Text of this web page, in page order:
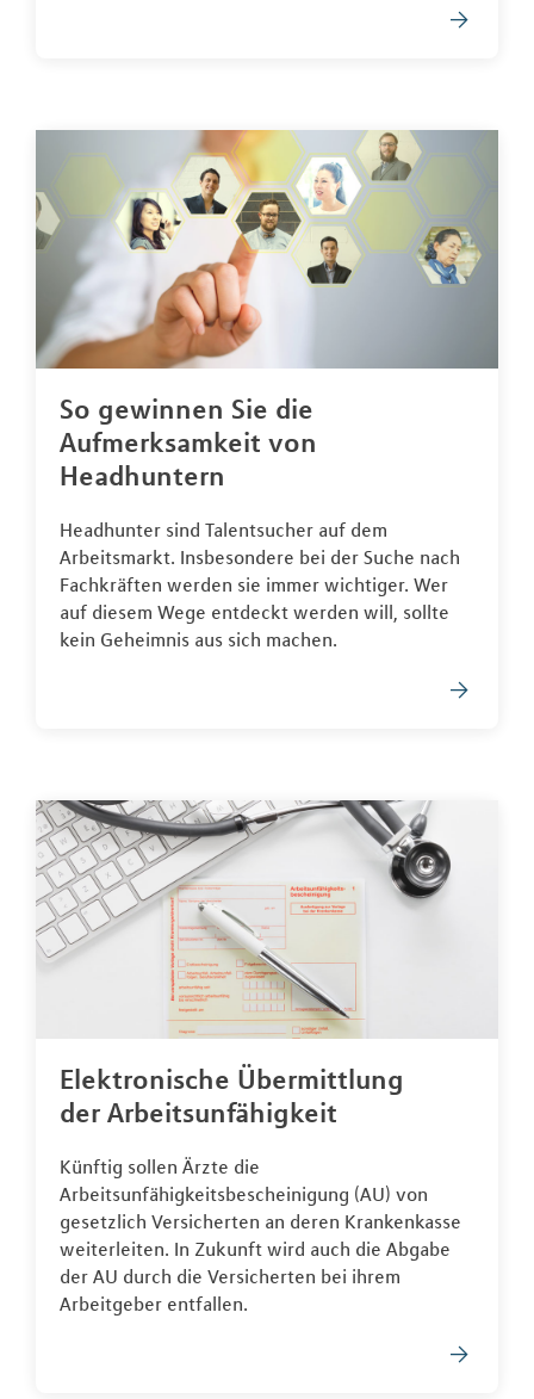
So gewinnen Sie die
Aufmerksamkeit von
Headhuntern
Headhunter sind Talentsucher auf dem
Arbeitsmarkt. Insbesondere bei der Suche nach
Fachkräften werden sie immer wichtiger. Wer
auf diesem Wege entdeckt werden will, sollte
kein Geheimnis aus sich machen.
Elektronische Übermittlung
der Arbeitsunfähigkeit
Künftig sollen Ärzte die
Arbeitsunfähigkeitsbescheinigung (AU) von
gesetzlich Versicherten an deren Krankenkasse
weiterleiten. In Zukunft wird auch die Abgabe
der AU durch die Versicherten bei ihrem
Arbeitgeber entfallen.